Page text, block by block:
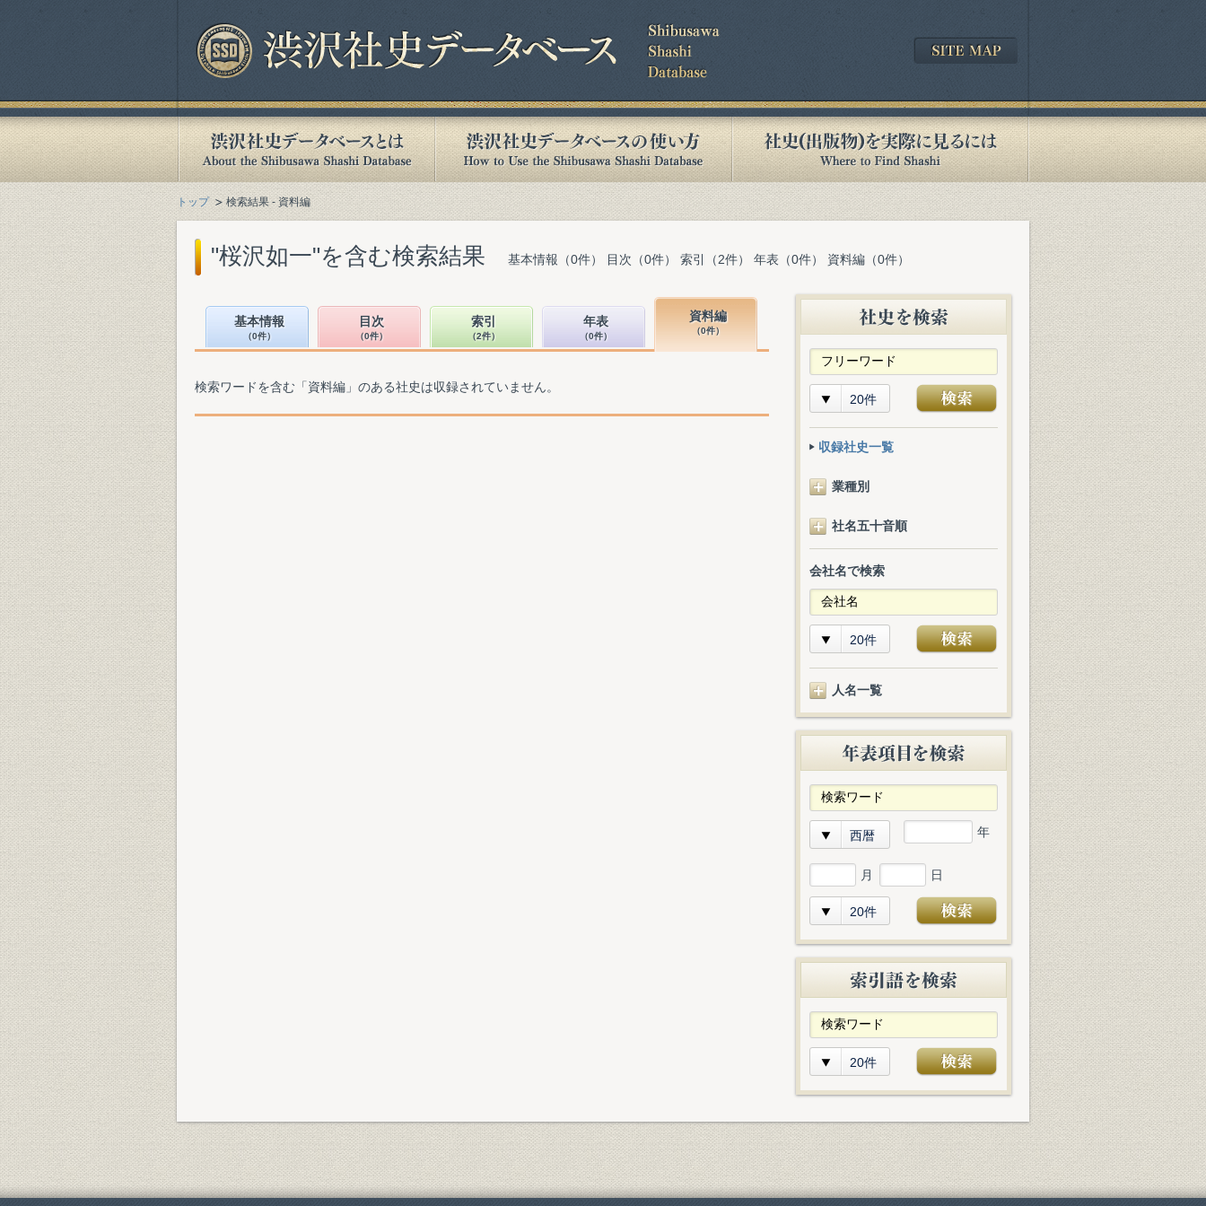
トップ 検索結果 - 資料編
"桜沢如一"を含む検索結果 基本情報（0件） 目次（0件） 索引（2件） 年表（0件） 資料編（0件）
基本情報
（0件）
目次
（0件）
索引
（2件）
年表
（0件）
資料編
（0件）
検索ワードを含む「資料編」のある社史は収録されていません。
20件
収録社史一覧
業種別
社名五十音順
会社名で検索
20件
人名一覧
西暦 年
月 日
20件
20件